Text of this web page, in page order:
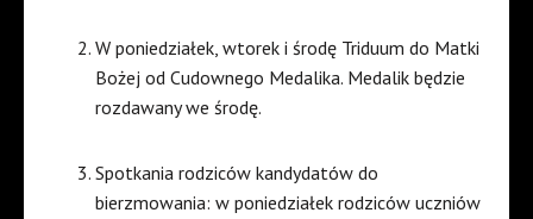
W poniedziałek, wtorek i środę Triduum do Matki
Bożej od Cudownego Medalika. Medalik będzie
rozdawany we środę.
Spotkania rodziców kandydatów do
bierzmowania: w poniedziałek rodziców uczniów